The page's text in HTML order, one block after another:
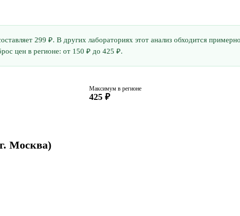
299 ₽. В других лабораториях этот анализ обходится
цен в регионе: от 150 ₽ до 425 ₽.
Максимум в регионе
425 ₽
Москва)